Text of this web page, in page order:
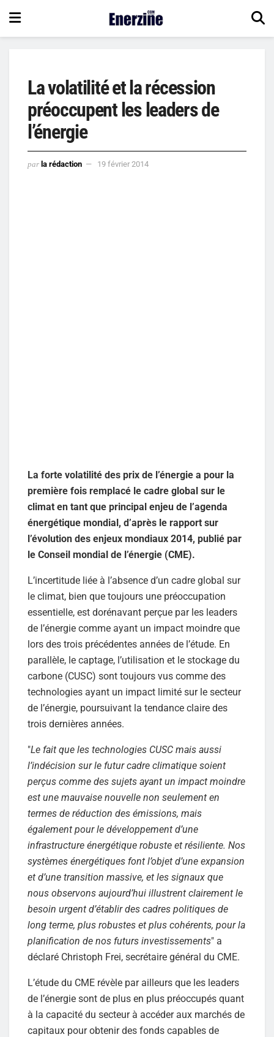
La volatilité et la récession
préoccupent les leaders de
l’énergie
par la rédaction 19 février 2014
La forte volatilité des prix de l’énergie a pour la
première fois remplacé le cadre global sur le
climat en tant que principal enjeu de l’agenda
énergétique mondial, d’après le rapport sur
l’évolution des enjeux mondiaux 2014, publié par
le Conseil mondial de l’énergie (CME).
L’incertitude liée à l’absence d’un cadre global sur
le climat, bien que toujours une préoccupation
essentielle, est dorénavant perçue par les leaders
de l’énergie comme ayant un impact moindre que
lors des trois précédentes années de l’étude. En
parallèle, le captage, l’utilisation et le stockage du
carbone (CUSC) sont toujours vus comme des
technologies ayant un impact limité sur le secteur
de l’énergie, poursuivant la tendance claire des
trois dernières années.
"Le fait que les technologies CUSC mais aussi
l’indécision sur le futur cadre climatique soient
perçus comme des sujets ayant un impact moindre
est une mauvaise nouvelle non seulement en
termes de réduction des émissions, mais
également pour le développement d’une
infrastructure énergétique robuste et résiliente. Nos
systèmes énergétiques font l’objet d’une expansion
et d’une transition massive, et les signaux que
nous observons aujourd’hui illustrent clairement le
besoin urgent d’établir des cadres politiques de
long terme, plus robustes et plus cohérents, pour la
planification de nos futurs investissements" a
déclaré Christoph Frei, secrétaire général du CME.
L’étude du CME révèle par ailleurs que les leaders
de l’énergie sont de plus en plus préoccupés quant
à la capacité du secteur à accéder aux marchés de
capitaux pour obtenir des fonds capables de